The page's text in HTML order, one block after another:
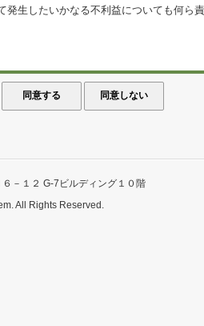
生したいかなる不利益についても何ら
－１２ G-7ビルディング１０階
All Rights Reserved.